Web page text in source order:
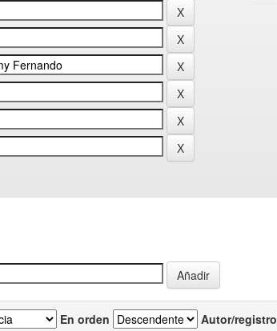
En orden Autor/registro